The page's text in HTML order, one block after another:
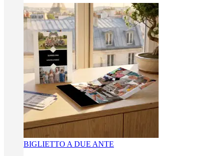
BIGLIETTO A DUE ANTE